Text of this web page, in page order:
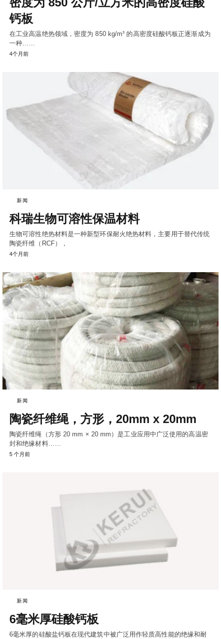
钙板
在工业高温绝热领域，密度为 850 kg/m³ 的高密度硅酸钙板正逐渐成为
一种……
4个月前
新闻
科瑞生物可溶性保温材料
生物可溶性绝热材料是一种新型环保耐火绝热材料，主要用于替代传统
陶瓷纤维（RCF），
4个月前
新闻
陶瓷纤维绳，方形，20mm x 20mm
陶瓷纤维绳（方形 20 mm × 20 mm）是工业应用中广泛使用的高温密
封和绝缘材料……
5 个月前
新闻
6毫米厚硅酸钙板
6毫米厚的硅酸盐钙板在现代建筑中被广泛用作轻质高性能的绝缘和耐